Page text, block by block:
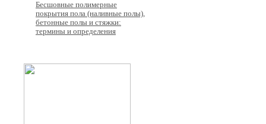
Бесшовные полимерные
покрытия пола (наливные полы),
бетонные полы и стяжки:
термины и определения